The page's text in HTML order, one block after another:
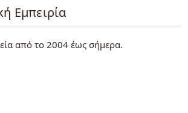
Εμπειρία
από το 2004 έως σήμερα.